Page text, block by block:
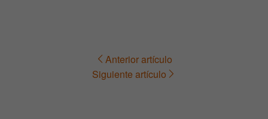
Navegación Anterior artículo
Siguiente artículo